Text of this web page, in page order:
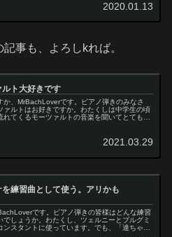
2020.01.13
事も、よろしkれば。
ルト大好きです
か、MrBachLoverです。ピアノ弾きのみなさ
ァルトはお好きですか。わたくしは中学生の頃
れてくるモーツァルトの音楽を聞いてとても好
2021.03.29
を練習曲として使う。アリかも
です。ピアノ弾きの皆様はどんな練習
でしょうか。わたくし、ツェルニーとブルグミ
ンスタントに使っています。でも、「達ちゃん